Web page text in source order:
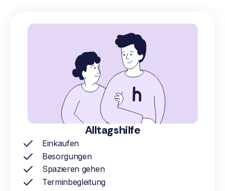
Alltagshilfe
Einkaufen
Besorgungen
Spazieren gehen
Terminbegleitung